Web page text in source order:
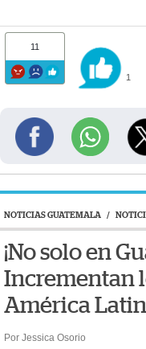
11
1
NOTICIAS GUATEMALA /
¡No solo en
Incrementan
América
Por Jessica Osorio